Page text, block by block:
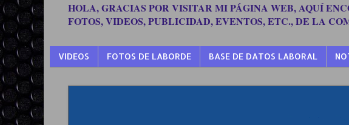
HOLA, GRACIAS POR VISITAR MI PÁGINA WEB, AQUÍ
FOTOS, VIDEOS, PUBLICIDAD, EVENTOS, ETC., DE LA
VIDEOS FOTOS DE LABORDE BASE DE DATOS LABORAL